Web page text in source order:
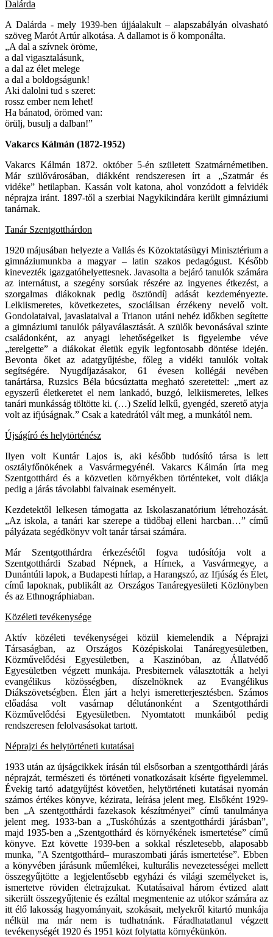
Dalárda
A Dalárda - mely 1939-ben újjáalakult – alapszabályán olvasható
szöveg Marót Artúr alkotása. A dallamot is ő komponálta.
„A dal a szívnek öröme,
a dal vigasztalásunk,
a dal az élet melege
a dal a boldogságunk!
Aki dalolni tud s szeret:
rossz ember nem lehet!
Ha bánatod, örömed van:
örülj, busulj a dalban!”
Vakarcs Kálmán (1872-1952)
Vakarcs Kálmán 1872. október 5-én született Szatmárnémetiben.
Már szülővárosában, diákként rendszeresen írt a „Szatmár és
vidéke” hetilapban. Kassán volt katona, ahol vonzódott a felvidék
néprajza iránt. 1897-től a szerbiai Nagykikindára került gimnáziumi
tanárnak.
Tanár Szentgotthárdon
1920 májusában helyezte a Vallás és Közoktatásügyi Minisztérium a
gimnáziumunkba a magyar – latin szakos pedagógust. Később
kinevezték igazgatóhelyettesnek. Javasolta a bejáró tanulók számára
az internátust, a szegény sorsúak részére az ingyenes étkezést, a
szorgalmas diákoknak pedig ösztöndíj adását kezdeményezte.
Lelkiismeretes, következetes, szociálisan érzékeny nevelő volt.
Gondolataival, javaslataival a Trianon utáni nehéz időkben segítette
a gimnáziumi tanulók pályaválasztását. A szülők bevonásával szinte
családonként, az anyagi lehetőségeiket is figyelembe véve
„terelgette” a diákokat életük egyik legfontosabb döntése idején.
Bevonta őket az adatgyűjtésbe, főleg a vidéki tanulók voltak
segítségére. Nyugdíjazásakor, 61 évesen kollégái nevében
tanártársa, Ruzsics Béla búcsúztatta megható szeretettel: „mert az
egyszerű életkeretet el nem lankadó, buzgó, lelkiismeretes, lelkes
tanári munkásság töltötte ki. (…) Szelíd lelkű, gyengéd, szerető atyja
volt az ifjúságnak.” Csak a katedrától vált meg, a munkától nem.
Újságíró és helytörténész
Ilyen volt Kuntár Lajos is, aki később tudósító társa is lett
osztályfőnökének a Vasvármegyénél. Vakarcs Kálmán írta meg
Szentgotthárd és a közvetlen környékben történteket, volt diákja
pedig a járás távolabbi falvainak eseményeit.
Kezdetektől lelkesen támogatta az Iskolaszanatórium létrehozását.
„Az iskola, a tanári kar szerepe a tüdőbaj elleni harcban…” című
pályázata segédkönyv volt tanár társai számára.
Már Szentgotthárdra érkezésétől fogva tudósítója volt a
Szentgotthárdi Szabad Népnek, a Hírnek, a Vasvármegye, a
Dunántúli lapok, a Budapesti hírlap, a Harangszó, az Ifjúság és Élet,
című lapoknak, publikált az Országos Tanáregyesületi Közlönyben
és az Ethnográphiaban.
Közéleti tevékenysége
Aktív közéleti tevékenységei közül kiemelendik a Néprajzi
Társaságban, az Országos Középiskolai Tanáregyesületben,
Közművelődési Egyesületben, a Kaszinóban, az Állatvédő
Egyesületben végzett munkája. Presbiternek választották a helyi
evangélikus közösségben, díszelnöknek az Evangélikus
Diákszövetségben. Élen járt a helyi ismeretterjesztésben. Számos
előadása volt vasárnap délutánonként a Szentgotthárdi
Közművelődési Egyesületben. Nyomtatott munkáiból pedig
rendszeresen felolvasásokat tartott.
Néprajzi és helytörténeti kutatásai
1933 után az újságcikkek írásán túl elsősorban a szentgotthárdi járás
néprajzát, természeti és történeti vonatkozásait kísérte figyelemmel.
Évekig tartó adatgyűjtést követően, helytörténeti kutatásai nyomán
számos értékes könyve, kézirata, leírása jelent meg. Elsőként 1929-
ben „A szentgotthárdi fazekasok készítményei” című tanulmánya
jelent meg. 1933-ban a „Tuskóhúzás a szentgotthárdi járásban”,
majd 1935-ben a „Szentgotthárd és környékének ismertetése” című
könyve. Ezt követte 1939-ben a sokkal részletesebb, alaposabb
munka, "A Szentgotthárd– muraszombati járás ismertetése”. Ebben
a könyvében járásunk műemlékei, kulturális nevezetességei mellett
összegyűjtötte a legjelentősebb egyházi és világi személyeket is,
ismertetve röviden életrajzukat. Kutatásaival három évtized alatt
sikerült összegyűjtenie és ezáltal megmentenie az utókor számára az
itt élő lakosság hagyományait, szokásait, melyekről kitartó munkája
nélkül ma már nem is tudhatnánk. Fáradhatatlanul végzett
tevékenységét 1920 és 1951 közt folytatta környékünkön.